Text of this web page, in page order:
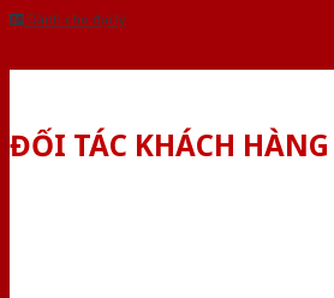
Dành cho đại lý
ĐỐI TÁC KHÁCH HÀNG